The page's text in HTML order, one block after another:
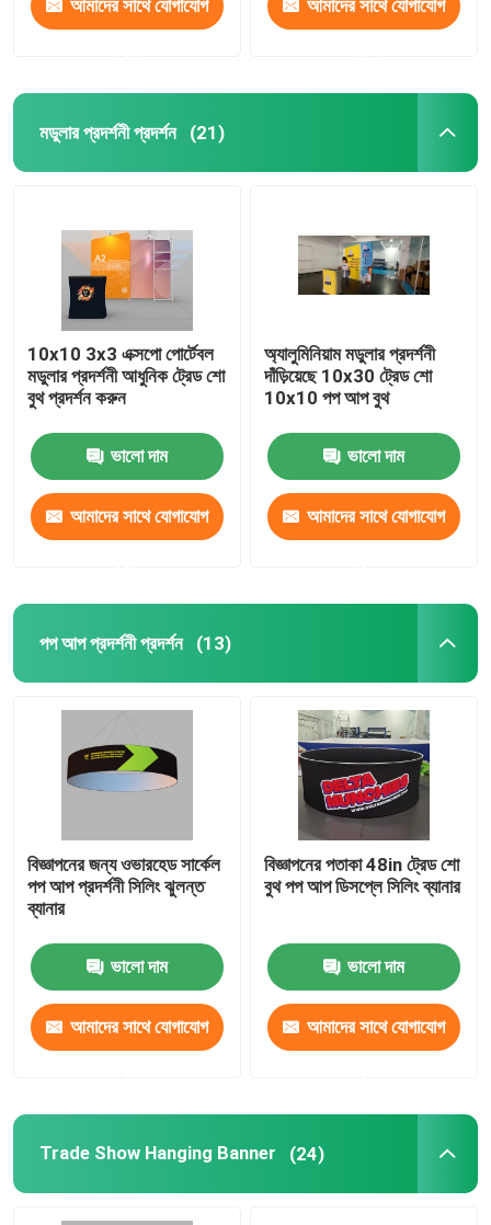
আমাদের সম্পর্কে
কারখানা ভ্রমণ
আমাদের সাথে যোগাযোগ করুন
সব ক্ষেত্রেই
আমাদের সাথে যোগাযোগ আমাদের সাথে যোগাযোগ
মডুলার প্রদর্শনী প্রদর্শন (21)
10x10 3x3 এক্সপো পোর্টেবল
মডুলার প্রদর্শনী আধুনিক ট্রেড শো
বুথ প্রদর্শন করুন
ভালো দাম
আমাদের সাথে যোগাযোগ
অ্যালুমিনিয়াম মডুলার প্রদর্শনী
দাঁড়িয়েছে 10x30 ট্রেড শো
10x10 পপ আপ বুথ
ভালো দাম
আমাদের সাথে যোগাযোগ
পপ আপ প্রদর্শনী প্রদর্শন (13)
বিজ্ঞাপনের জন্য ওভারহেড সার্কেল
পপ আপ প্রদর্শনী সিলিং ঝুলন্ত
ব্যানার
ভালো দাম
আমাদের সাথে যোগাযোগ
বিজ্ঞাপনের পতাকা 48in ট্রেড শো
বুথ পপ আপ ডিসপ্লে সিলিং ব্যানার
ভালো দাম
আমাদের সাথে যোগাযোগ
Trade Show Hanging Banner (24)